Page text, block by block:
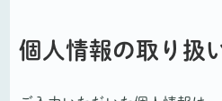
個人情報の取り扱